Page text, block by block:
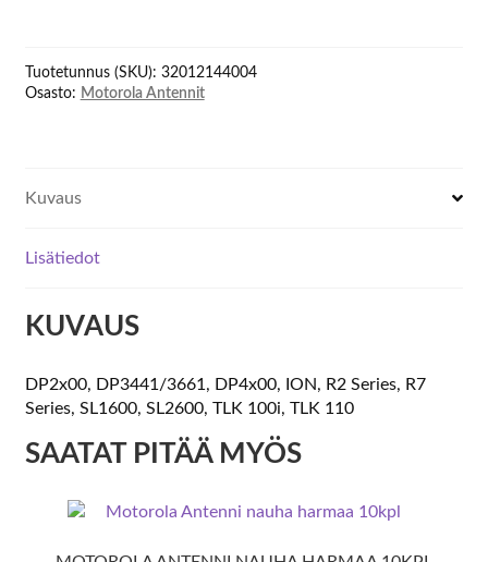
Tuotetunnus (SKU): 32012144004
Osasto: Motorola Antennit
Kuvaus
Lisätiedot
KUVAUS
DP2x00, DP3441/3661, DP4x00, ION, R2 Series, R7
Series, SL1600, SL2600, TLK 100i, TLK 110
SAATAT PITÄÄ MYÖS